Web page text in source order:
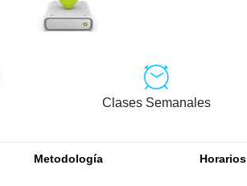
Clases Semanales
Metodología Horarios